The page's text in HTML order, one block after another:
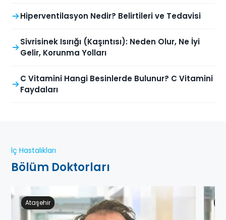
Hiperventilasyon Nedir? Belirtileri ve Tedavisi
Sivrisinek Isırığı (Kaşıntısı): Neden Olur, Ne İyi
Gelir, Korunma Yolları
C Vitamini Hangi Besinlerde Bulunur? C Vitamini
Faydaları
İç Hastalıkları
Bölüm Doktorları
Ataşehir